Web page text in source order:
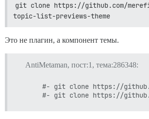
git clone https://github.com/
topic-list-previews-theme
Это не плагин, а компонент темы.
AntiMetaman, пост:1, тема:286348:
#- git clone https://